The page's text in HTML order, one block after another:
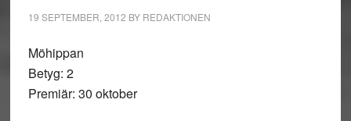
19 SEPTEMBER, 2012 BY REDAKTIONEN
Möhippan
Betyg: 2
Premiär: 30 oktober